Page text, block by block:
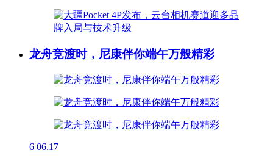
龙舟竞渡时，尼康伴你端午万般精彩
6 06.17